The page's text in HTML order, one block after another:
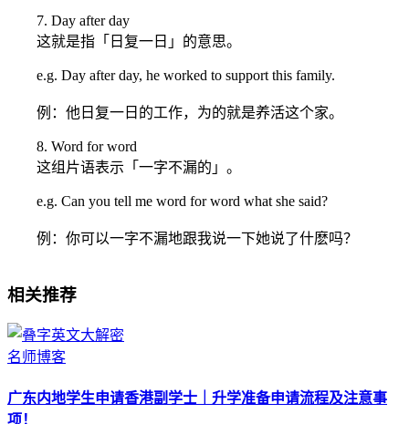
7. Day after day
这就是指「日复一日」的意思。
e.g. Day after day, he worked to support this family.
例：他日复一日的工作，为的就是养活这个家。
8. Word for word
这组片语表示「一字不漏的」。
e.g. Can you tell me word for word what she said?
例：你可以一字不漏地跟我说一下她说了什麽吗？
相关推荐
名师博客
广东内地学生申请香港副学士｜升学准备申请流程及注意事
项！